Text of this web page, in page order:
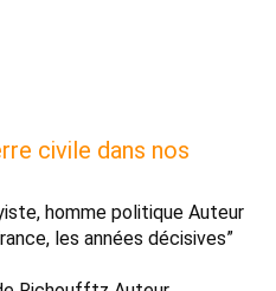
civile dans nos
homme politique Auteur
les années décisives”